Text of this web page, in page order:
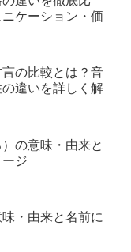
ケーション・価
の比較とは？音
違いを詳しく解
の意味・由来と
ジ
味・由来と名前に